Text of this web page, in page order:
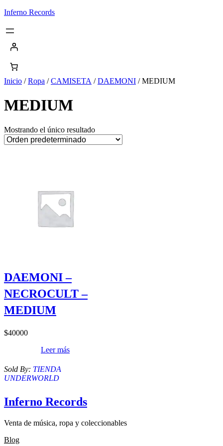
Saltar
contenido
Inferno Records
Inicio /Ropa /CAMISETA /DAEMONI / MEDIUM
MEDIUM
Mostrando el único resultado
DAEMONI –
NECROCULT –
MEDIUM
$40000
Leer más
Sold By: TIENDA
UNDERWORLD
Inferno Records
Venta de música, ropa y coleccionables
Blog